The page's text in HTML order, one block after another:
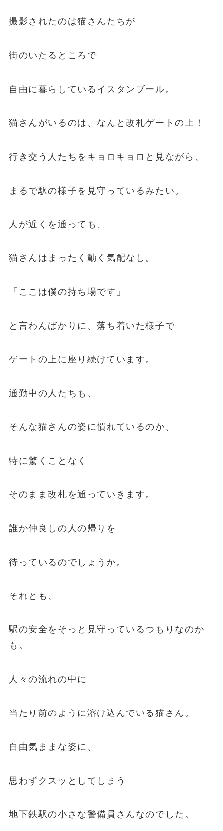
撮影されたのは猫さんたちが
街のいたるところで
自由に暮らしているイスタンブール。
猫さんがいるのは、なんと改札ゲートの上！
行き交う人たちをキョロキョロと見ながら、
まるで駅の様子を見守っているみたい。
人が近くを通っても、
猫さんはまったく動く気配なし。
「ここは僕の持ち場です」
と言わんばかりに、落ち着いた様子で
ゲートの上に座り続けています。
通勤中の人たちも、
そんな猫さんの姿に慣れているのか、
特に驚くことなく
そのまま改札を通っていきます。
誰か仲良しの人の帰りを
待っているのでしょうか。
それとも、
駅の安全をそっと見守っているつもりなのか
も。
人々の流れの中に
当たり前のように溶け込んでいる猫さん。
自由気ままな姿に、
思わずクスッとしてしまう
地下鉄駅の小さな警備員さんなのでした。